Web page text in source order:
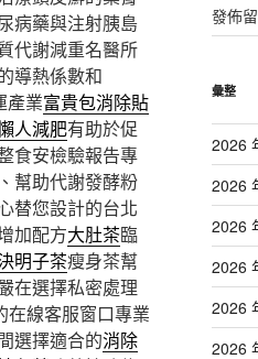
病藥與注射胰島
代謝減重名醫所
導熱係數和
產業富貴包消除貼
人減肥有助於促
食安檢驗報告專
幫助代謝發酵粉
替您設計的台北
加配方大肚茶臨
明子茶瘦身茶幫
在選擇私密處理
在線客服窗口專業
選擇適合的消除
發佈
彙整
2026
2026
2026
2026
2026
2026